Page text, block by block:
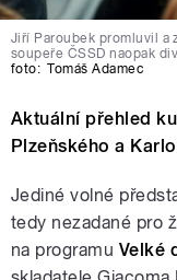
Jiří Paroubek promluvil a
soupeře ČSSD naopak
foto: Tomáš Adamec
Aktuální přehled
Plzeňského a
Jediné volné
tedy nezadané pro
na programu Velké